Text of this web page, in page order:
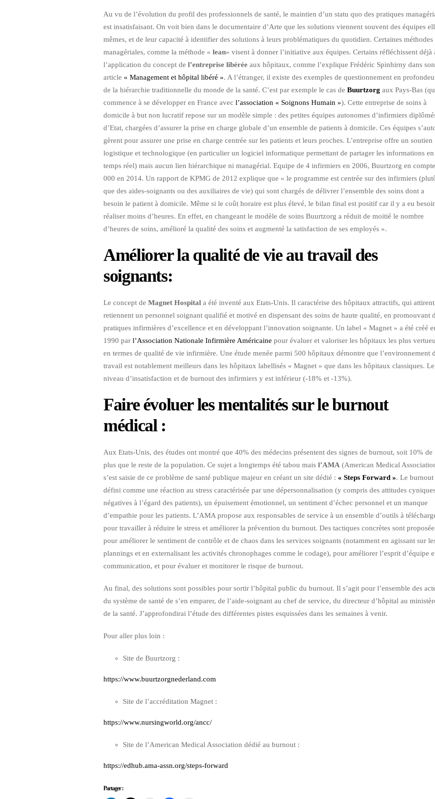
Au vu de l’évolution du profil des professionnels de santé, le maintien d’un statu quo des pratiques
est insatisfaisant. On voit bien dans le documentaire d’Arte que les solutions viennent souvent des équipes
mêmes, et de leur capacité à identifier des solutions à leurs problématiques du quotidien. Certaines méthodes
managériales, comme la méthode «lean» visent à donner l’initiative aux équipes. Certains réfléchissent déjà
l’application du concept del’entreprise libérée aux hôpitaux, comme l’explique Frédéric Spinhirny dans son
article « Management et hôpital libéré ». A l’étranger, il existe des exemples de questionnement en
de la hiérarchie traditionnelle du monde de la santé. C’est par exemple le cas deBuurtzorg aux Pays-Bas
commence à se développer en France avecl’association « Soignons Humain »). Cette entreprise de soins à
domicile à but non lucratif repose sur un modèle simple : des petites équipes autonomes d’infirmiers
d’Etat, chargées d’assurer la prise en charge globale d’un ensemble de patients à domicile. Ces équipes
gèrent pour assurer une prise en charge centrée sur les patients et leurs proches. L’entreprise offre un soutien
logistique et technologique (en particulier un logiciel informatique permettant de partager les informations en
temps réel) mais aucun lien hiérarchique ni managérial. Equipe de 4 infirmiers en 2006, Buurtzorg en
000 en 2014. Un rapport de KPMG de 2012 explique que « le programme est centrée sur des infirmiers
que des aides-soignants ou des auxiliaires de vie) qui sont chargés de délivrer l’ensemble des soins dont a
besoin le patient à domicile. Même si le coût horaire est plus élevé, le bilan final est positif car il y a eu
réaliser moins d’heures. En effet, en changeant le modèle de soins Buurtzorg a réduit de moitié le nombre
d’heures de soins, amélioré la qualité des soins et augmenté la satisfaction de ses employés ».
Améliorer la qualité de vie au travail des
soignants:
Le concept deMagnet Hospital a été inventé aux Etats-Unis. Il caractérise des hôpitaux attractifs, qui
retiennent un personnel soignant qualifié et motivé en dispensant des soins de haute qualité, en promouvant
pratiques infirmières d’excellence et en développant l’innovation soignante. Un label « Magnet » a été créé
1990 parl’Association Nationale Infirmière Américaine pour évaluer et valoriser les hôpitaux les plus
en termes de qualité de vie infirmière. Une étude menée parmi 500 hôpitaux démontre que l’environnement
travail est notablement meilleurs dans les hôpitaux labellisés « Magnet » que dans les hôpitaux classiques. Le
niveau d’insatisfaction et de burnout des infirmiers y est inférieur (-18% et -13%).
Faire évoluer les mentalités sur le burnout
médical :
Aux Etats-Unis, des études ont montré que 40% des médecins présentent des signes de burnout, soit 10% de
plus que le reste de la population. Ce sujet a longtemps été tabou maisl’AMA (American Medical
s’est saisie de ce problème de santé publique majeur en créant un site dédié :« Steps Forward ». Le burnout
défini comme une réaction au stress caractérisée par une dépersonnalisation (y compris des attitudes
négatives à l’égard des patients), un épuisement émotionnel, un sentiment d’échec personnel et un manque
d’empathie pour les patients. L’AMA propose aux responsables de service à un ensemble d’outils à
pour travailler à réduire le stress et améliorer la prévention du burnout. Des tactiques concrètes sont
pour améliorer le sentiment de contrôle et de chaos dans les services soignants (notamment en agissant sur
plannings et en externalisant les activités chronophages comme le codage), pour améliorer l’esprit d’équipe
communication, et pour évaluer et monitorer le risque de burnout.
Au final, des solutions sont possibles pour sortir l’hôpital public du burnout. Il s’agit pour l’ensemble des
du système de santé de s’en emparer, de l’aide-soignant au chef de service, du directeur d’hôpital au
de la santé. J’approfondirai l’étude des différentes pistes esquissées dans les semaines à venir.
Pour aller plus loin :
Site de Buurtzorg :
https://www.buurtzorgnederland.com
Site de l’accréditation Magnet :
https://www.nursingworld.org/ancc/
Site de l’American Medical Association dédié au burnout :
https://edhub.ama-assn.org/steps-forward
Partager :